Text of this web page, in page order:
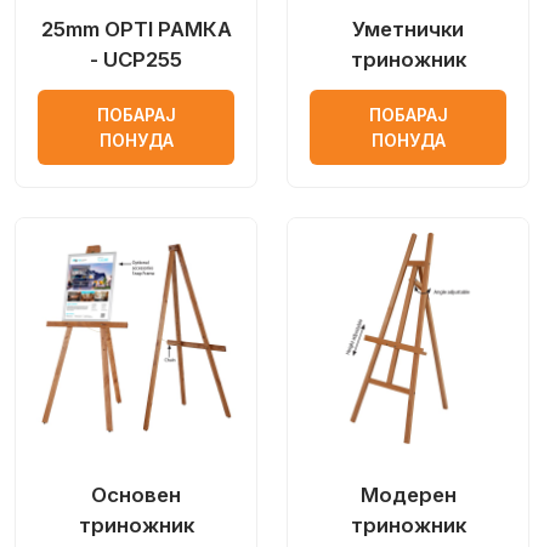
25mm OPTI РАМКА
- UCP255
ПОБАРАЈ
ПОНУДА
Уметнички
триножник
ПОБАРАЈ
ПОНУДА
Основен
триножник
Модерен
триножник